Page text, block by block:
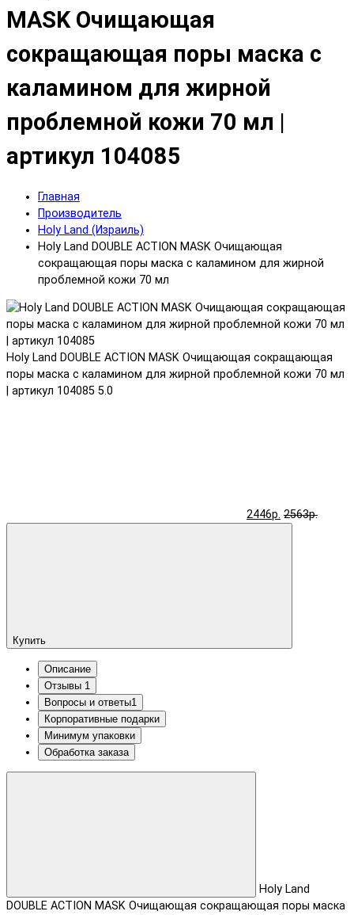
MASK Очищающая
сокращающая поры маска с
каламином для жирной
проблемной кожи 70 мл |
артикул 104085
Главная
Производитель
Holy Land (Израиль)
Holy Land DOUBLE ACTION MASK Очищающая
сокращающая поры маска с каламином для жирной
проблемной кожи 70 мл
Holy Land DOUBLE ACTION MASK Очищающая сокращающая
поры маска с каламином для жирной проблемной кожи 70 мл
| артикул 104085 5.0
2446р. 2563р.
Купить
Описание
Отзывы 1
Вопросы и ответы1
Корпоративные подарки
Минимум упаковки
Обработка заказа
Holy Land
DOUBLE ACTION MASK Очищающая сокращающая поры маска